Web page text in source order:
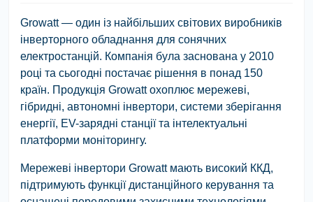
Growatt — один із найбільших світових виробників
інверторного обладнання для сонячних
електростанцій. Компанія була заснована у 2010
році та сьогодні постачає рішення в понад 150
країн. Продукція Growatt охоплює мережеві,
гібридні, автономні інвертори, системи зберігання
енергії, EV-зарядні станції та інтелектуальні
платформи моніторингу.
Мережеві інвертори Growatt мають високий ККД,
підтримують функції дистанційного керування та